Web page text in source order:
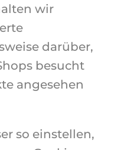
wir
darüber,
besucht
angesehen
so einstellen,